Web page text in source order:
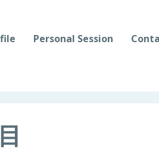
Personal Session